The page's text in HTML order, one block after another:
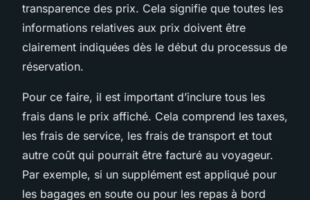
transparence des prix. Cela signifie que toutes les
informations relatives aux prix doivent être
clairement indiquées dès le début du processus de
réservation.
Pour ce faire, il est important d’inclure tous les
frais dans le prix affiché. Cela comprend les taxes,
les frais de service, les frais de transport et tout
autre coût qui pourrait être facturé au voyageur.
Par exemple, si un supplément est appliqué pour
les bagages en soute ou pour les repas à bord